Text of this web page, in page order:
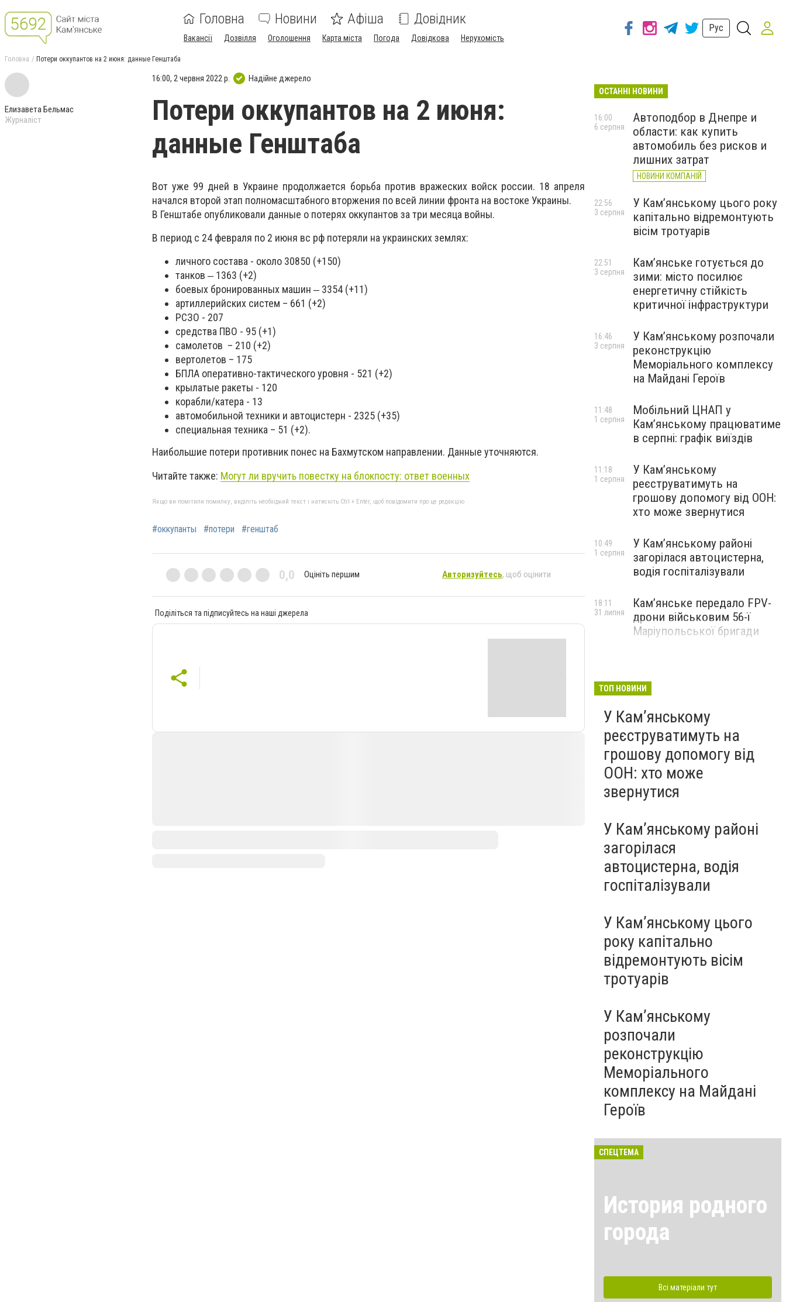
Головна Новини Афіша Довідник
Вакансії Дозвілля Оголошення Карта міста Погода Довідкова Нерухомість
Рус
Головна Потери оккупантов на 2 июня: данные Генштаба
Елизавета Бельмас
Журналіст
16:00, 2 червня 2022 р. Надійне джерело
Потери оккупантов на 2 июня:
данные Генштаба
Вот уже 99 дней в Украине продолжается борьба против вражеских войск россии. 18 апреля
начался второй этап полномасштабного вторжения по всей линии фронта на востоке Украины.
В Генштабе опубликовали данные о потерях оккупантов за три месяца войны.
В период с 24 февраля по 2 июня вс рф потеряли на украинских землях:
личного состава - около 30850 (+150)
танков ‒ 1363 (+2)
боевых бронированных машин ‒ 3354 (+11)
артиллерийских систем – 661 ​​(+2)
РСЗО - 207
средства ПВО - 95 (+1)
самолетов – 210 (+2)
вертолетов – 175
БПЛА оперативно-тактического уровня - 521 (+2)
крылатые ракеты - 120
корабли/катера - 13
автомобильной техники и автоцистерн - 2325 (+35)
специальная техника – ​​51 (+2).
Наибольшие потери противник понес на Бахмутском направлении. Данные уточняются.
Читайте также: Могут ли вручить повестку на блокпосту: ответ военных
Якщо ви помітили помилку, виділіть необхідний текст і натисніть Ctrl + Enter, щоб повідомити про це редакцію
#оккупанты #потери #генштаб
0,0 Оцініть першим Авторизуйтесь, щоб оцінити
Поділіться та підписуйтесь на наші джерела
ОСТАННІ НОВИНИ
Автоподбор в Днепре и
области: как купить
автомобиль без рисков и
лишних затрат
НОВИНИ КОМПАНІЙ
16:00
6 серпня
У Кам’янському цього року
капітально відремонтують
вісім тротуарів
22:56
3 серпня
Кам’янське готується до
зими: місто посилює
енергетичну стійкість
критичної інфраструктури
22:51
3 серпня
У Кам’янському розпочали
реконструкцію
Меморіального комплексу
на Майдані Героїв
16:46
3 серпня
Мобільний ЦНАП у
Кам’янському працюватиме
в серпні: графік виїздів
11:48
1 серпня
У Кам’янському
реєструватимуть на
грошову допомогу від ООН:
хто може звернутися
11:18
1 серпня
У Кам’янському районі
загорілася автоцистерна,
водія госпіталізували
10:49
1 серпня
Кам’янське передало FPV-
дрони військовим 56-ї
Маріупольської бригади
18:11
31 липня
ТОП НОВИНИ
У Кам’янському
реєструватимуть на
грошову допомогу від
ООН: хто може
звернутися
У Кам’янському районі
загорілася
автоцистерна, водія
госпіталізували
У Кам’янському цього
року капітально
відремонтують вісім
тротуарів
У Кам’янському
розпочали
реконструкцію
Меморіального
комплексу на Майдані
Героїв
СПЕЦТЕМА
История родного
города
Всі матеріали тут